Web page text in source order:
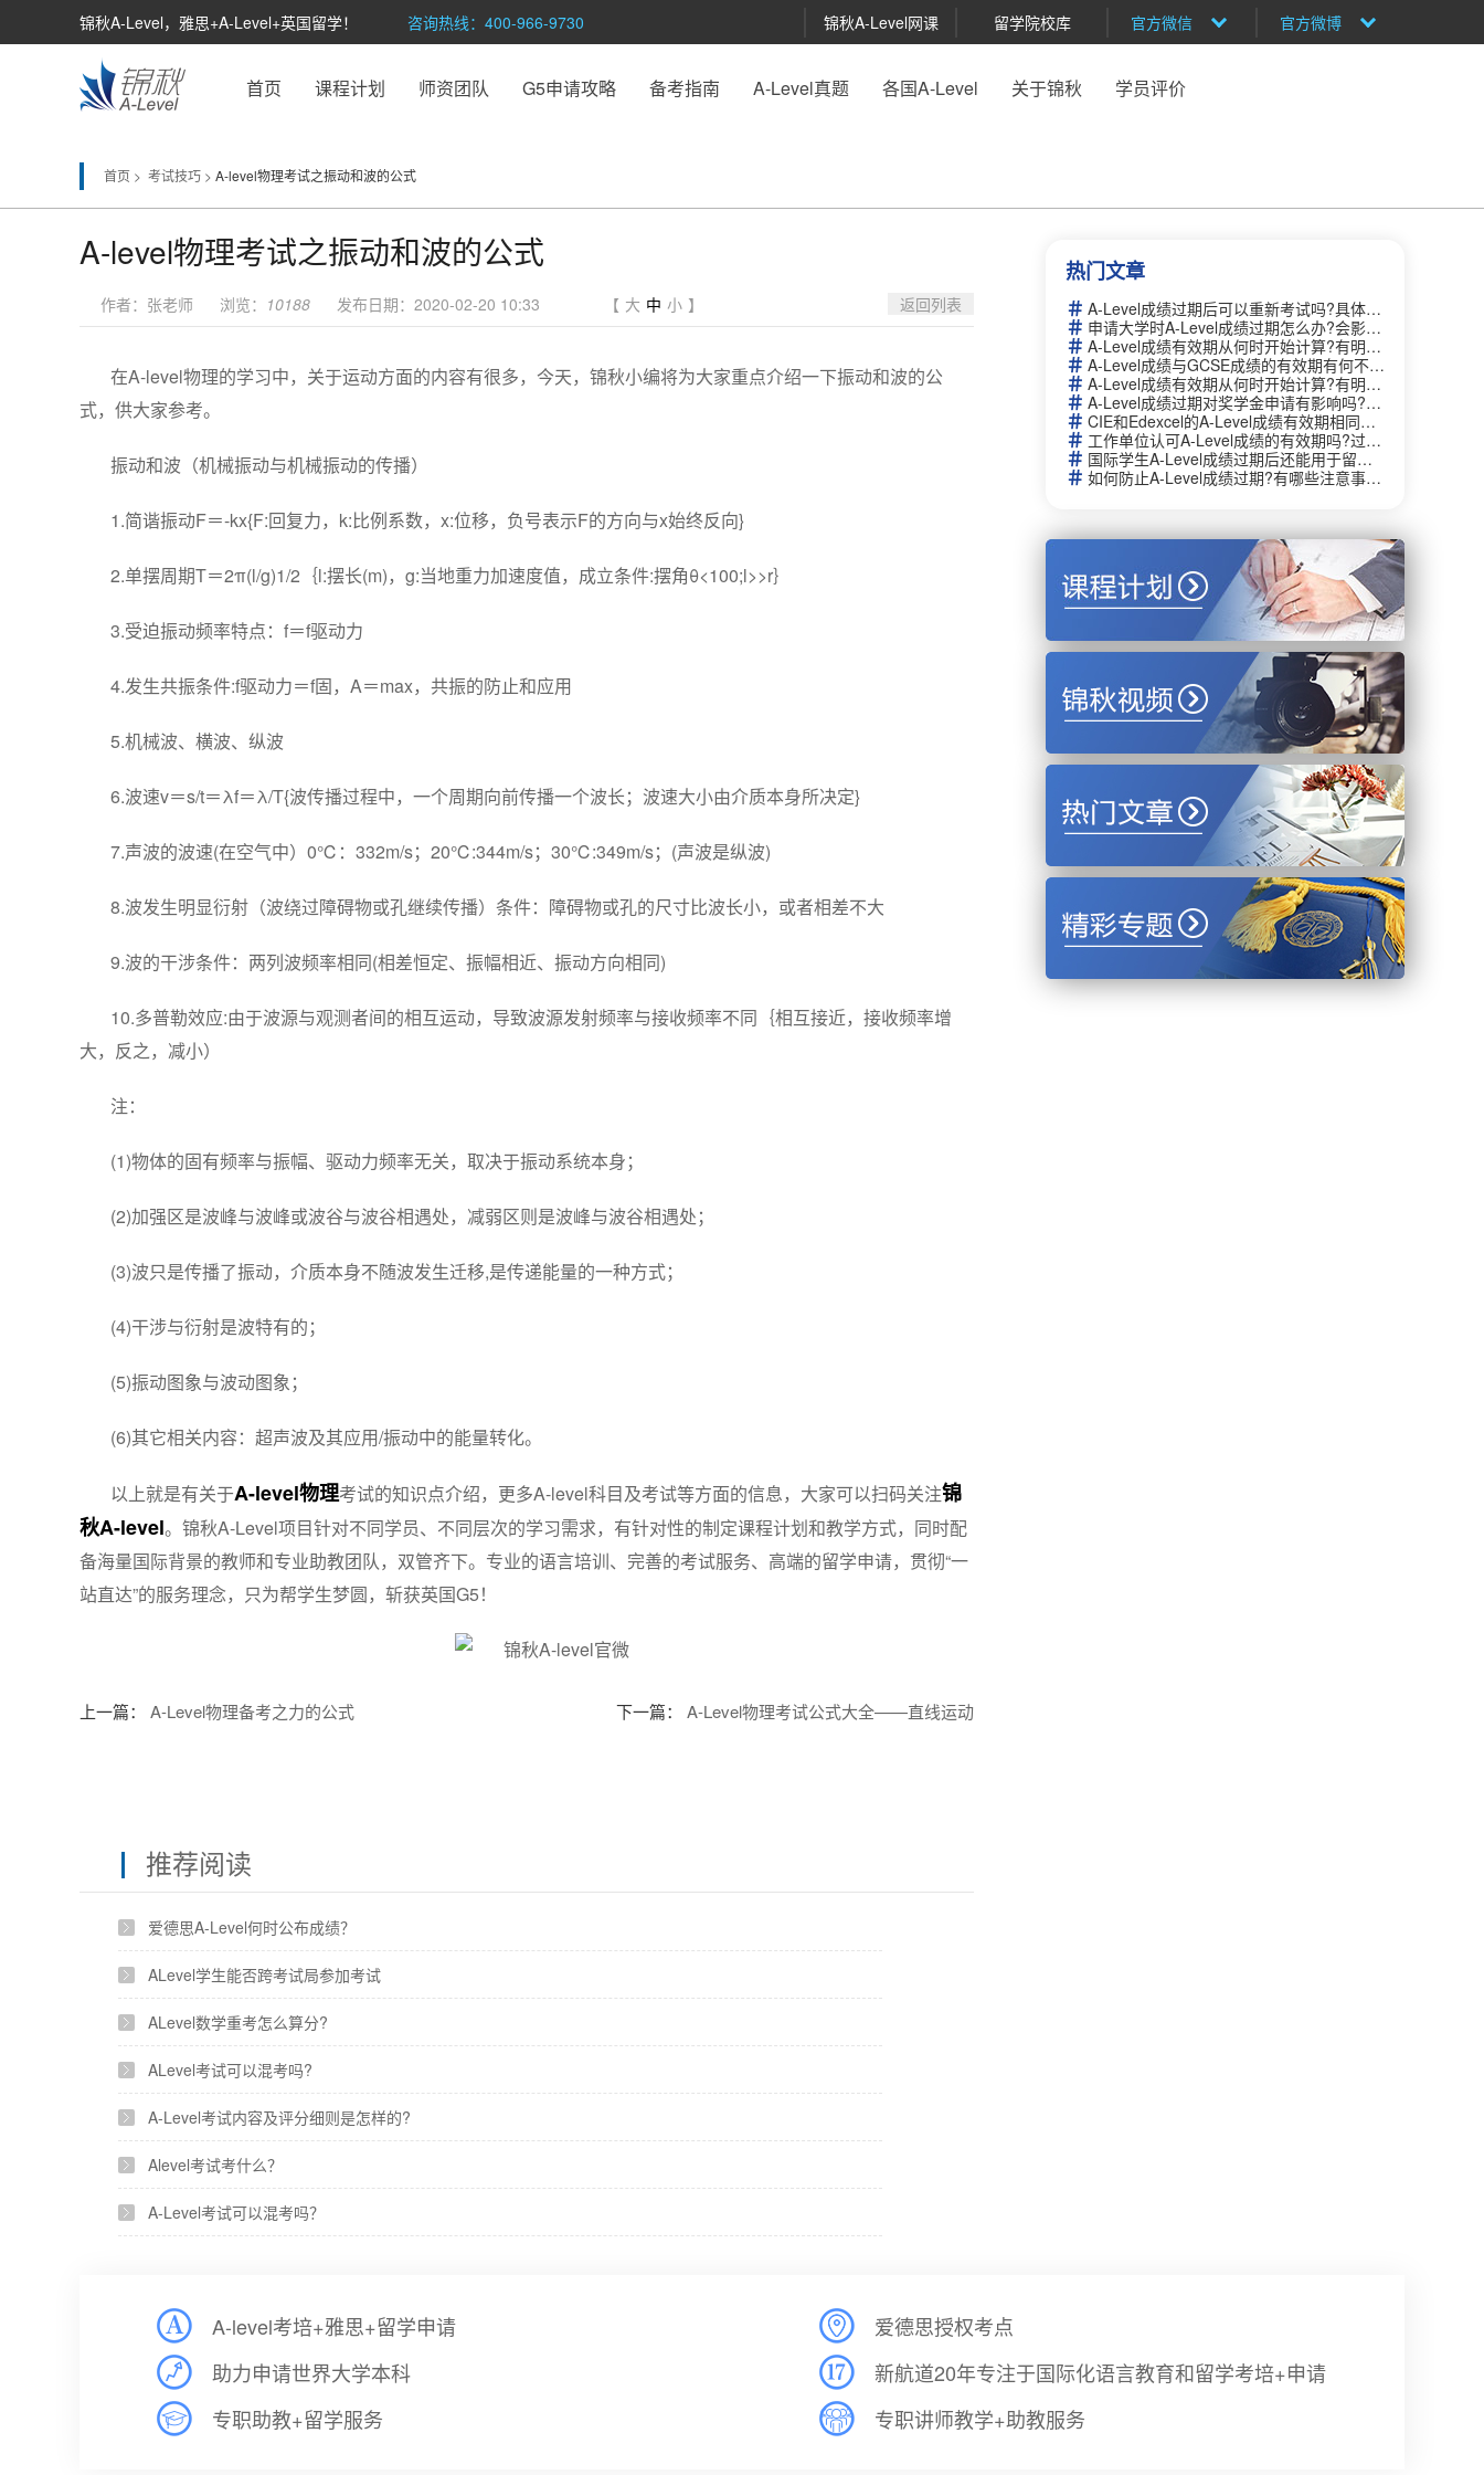
锦秋A-Level，雅思+A-Level+英国留学！ 咨询热线：400-966-9730 锦秋A-Level网课 留学院校库 官方微信 官方微博
首页 课程计划 师资团队 G5申请攻略 备考指南 A-Level真题 各国A-Level 关于锦秋 学员评价
首页 > 考试技巧 > A-level物理考试之振动和波的公式
A-level物理考试之振动和波的公式
作者：张老师 浏览： 10188 发布日期：2020-02-20 10:33 【 大 中 小 】 返回列表
在A-level物理的学习中，关于运动方面的内容有很多，今天，锦秋小编将为大家重点介绍一下振动和波的公
式，供大家参考。
振动和波（机械振动与机械振动的传播）
1.简谐振动F＝-kx{F:回复力，k:比例系数，x:位移，负号表示F的方向与x始终反向}
2.单摆周期T＝2π(l/g)1/2｛l:摆长(m)，g:当地重力加速度值，成立条件:摆角θ<100;l>>r｝
3.受迫振动频率特点：f＝f驱动力
4.发生共振条件:f驱动力＝f固，A＝max，共振的防止和应用
5.机械波、横波、纵波
6.波速v＝s/t＝λf＝λ/T{波传播过程中，一个周期向前传播一个波长；波速大小由介质本身所决定}
7.声波的波速(在空气中）0℃：332m/s；20℃:344m/s；30℃:349m/s；(声波是纵波)
8.波发生明显衍射（波绕过障碍物或孔继续传播）条件：障碍物或孔的尺寸比波长小，或者相差不大
9.波的干涉条件：两列波频率相同(相差恒定、振幅相近、振动方向相同)
10.多普勒效应:由于波源与观测者间的相互运动，导致波源发射频率与接收频率不同｛相互接近，接收频率增
大，反之，减小）
注：
(1)物体的固有频率与振幅、驱动力频率无关，取决于振动系统本身；
(2)加强区是波峰与波峰或波谷与波谷相遇处，减弱区则是波峰与波谷相遇处；
(3)波只是传播了振动，介质本身不随波发生迁移,是传递能量的一种方式；
(4)干涉与衍射是波特有的；
(5)振动图象与波动图象；
(6)其它相关内容：超声波及其应用/振动中的能量转化。
以上就是有关于A-level物理考试的知识点介绍，更多A-level科目及考试等方面的信息，大家可以扫码关注锦
秋A-level。锦秋A-Level项目针对不同学员、不同层次的学习需求，有针对性的制定课程计划和教学方式，同时配
备海量国际背景的教师和专业助教团队，双管齐下。专业的语言培训、完善的考试服务、高端的留学申请，贯彻“一
站直达”的服务理念，只为帮学生梦圆，斩获英国G5！
上一篇： A-Level物理备考之力的公式 下一篇： A-Level物理考试公式大全——直线运动
推荐阅读
爱德思A-Level何时公布成绩？
ALevel学生能否跨考试局参加考试
ALevel数学重考怎么算分?
ALevel考试可以混考吗?
A-Level考试内容及评分细则是怎样的?
Alevel考试考什么？
A-Level考试可以混考吗？
热门文章
A-Level成绩过期后可以重新考试吗?具体流程是什么？
申请大学时A-Level成绩过期怎么办?会影响录取吗？
A-Level成绩有效期从何时开始计算?有明确的时间限制吗？
A-Level成绩与GCSE成绩的有效期有何不同?哪个更持久？
A-Level成绩有效期从何时开始计算?有明确的时间限制吗？
A-Level成绩过期对奖学金申请有影响吗?需要提供额外证明吗？
CIE和Edexcel的A-Level成绩有效期相同吗?如何查询官方信息？
工作单位认可A-Level成绩的有效期吗?过期后需要重新认证吗？
国际学生A-Level成绩过期后还能用于留学申请吗?如何补救？
如何防止A-Level成绩过期?有哪些注意事项和建议？
A-level考培+雅思+留学申请
爱德思授权考点
助力申请世界大学本科
新航道20年专注于国际化语言教育和留学考培+申请
专职助教+留学服务
专职讲师教学+助教服务